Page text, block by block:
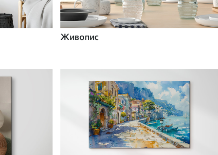
Живопис